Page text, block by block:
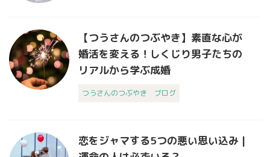
【つうさんのつぶやき】素直な心が
婚活を変える！しくじり男子たちの
リアルから学ぶ成婚
つうさんのつぶやき ブログ
恋をジャマする5つの悪い思い込み |